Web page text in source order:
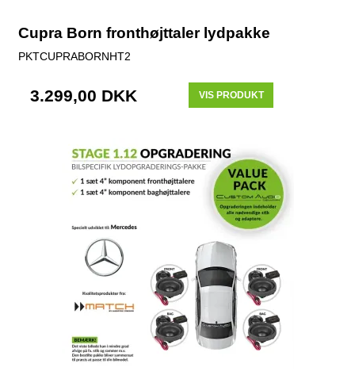
Cupra Born fronthøjttaler lydpakke
PKTCUPRABORNHT2
3.299,00 DKK VIS PRODUKT